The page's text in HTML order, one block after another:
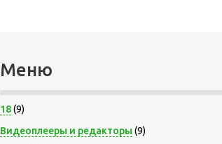
Меню
18(9)
Видеоплееры и редакторы (9)